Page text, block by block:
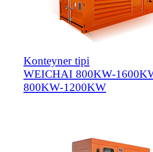
Konteyner tipi
WEICHAI 800KW-
800KW-1200KW